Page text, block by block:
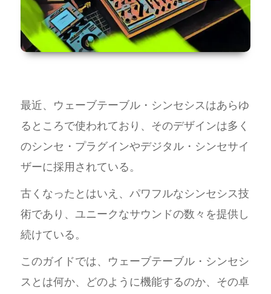
最近、ウェーブテーブル・シンセシスはあらゆ
るところで使われており、そのデザインは多く
のシンセ・プラグインやデジタル・シンセサイ
ザーに採用されている。
古くなったとはいえ、パワフルなシンセシス技
術であり、ユニークなサウンドの数々を提供し
続けている。
このガイドでは、ウェーブテーブル・シンセシ
スとは何か、どのように機能するのか、その卓